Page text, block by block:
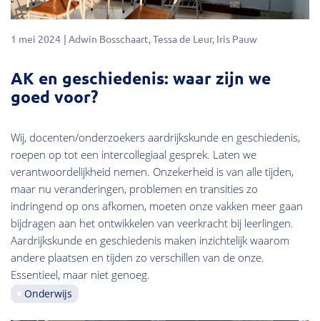
1 mei 2024 Adwin Bosschaart Tessa de Leur Iris Pauw
AK en geschiedenis: waar zijn we
goed voor?
Wij, docenten/onderzoekers aardrijkskunde en geschiedenis,
roepen op tot een intercollegiaal gesprek. Laten we
verantwoordelijkheid nemen. Onzekerheid is van alle tijden,
maar nu veranderingen, problemen en transities zo
indringend op ons afkomen, moeten onze vakken meer gaan
bijdragen aan het ontwikkelen van veerkracht bij leerlingen.
Aardrijkskunde en geschiedenis maken inzichtelijk waarom
andere plaatsen en tijden zo verschillen van de onze.
Essentieel, maar niet genoeg.
Onderwijs